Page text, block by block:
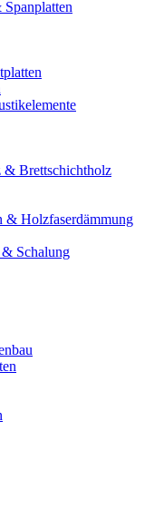
Brettschichtholz
& Holzfaserdämmung
Schalung